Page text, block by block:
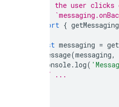
// - the user clicks
//
import { getMessaging
const messaging =
onMessage(messaging,
console. log(
// ...